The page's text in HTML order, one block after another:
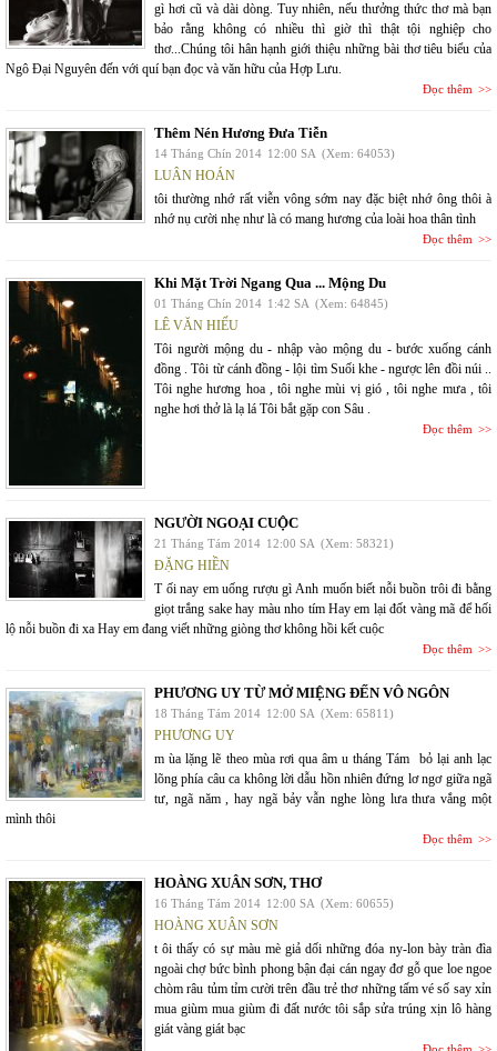
gì hơi cũ và dài dòng. Tuy nhiên, nếu thưởng thức thơ mà bạn
bảo rằng không có nhiều thì giờ thì thật tội nghiệp cho
thơ...Chúng tôi hân hạnh giới thiệu những bài thơ tiêu biểu của
Ngô Đại Nguyên đến với quí bạn đọc và văn hữu của Hợp Lưu.
Đọc thêm
Thêm Nén Hương Đưa Tiễn
14 Tháng Chín 2014 12:00 SA (Xem: 64053)
LUÂN HOÁN
tôi thường nhớ rất viễn vông sớm nay đặc biệt nhớ ông thôi à
nhớ nụ cười nhẹ như là có mang hương của loài hoa thân tình
Đọc thêm
Khi Mặt Trời Ngang Qua ... Mộng Du
01 Tháng Chín 2014 1:42 SA (Xem: 64845)
LÊ VĂN HIẾU
Tôi người mộng du - nhập vào mộng du - bước xuống cánh
đồng . Tôi từ cánh đồng - lội tìm Suối khe - ngược lên đồi núi ..
Tôi nghe hương hoa , tôi nghe mùi vị gió , tôi nghe mưa , tôi
nghe hơi thở là lạ lá Tôi bắt gặp con Sâu .
Đọc thêm
NGƯỜI NGOẠI CUỘC
21 Tháng Tám 2014 12:00 SA (Xem: 58321)
ĐẶNG HIỀN
T ối nay em uống rượu gì Anh muốn biết nỗi buồn trôi đi bằng
giọt trắng sake hay màu nho tím Hay em lại đốt vàng mã để hối
lộ nỗi buồn đi xa Hay em đang viết những giòng thơ không hồi kết cuộc
Đọc thêm
PHƯƠNG UY TỪ MỞ MIỆNG ĐẾN VÔ NGÔN
18 Tháng Tám 2014 12:00 SA (Xem: 65811)
PHƯƠNG UY
m ùa lặng lẽ theo mùa rơi qua âm u tháng Tám bỏ lại anh lạc
lõng phía câu ca không lời dẫu hồn nhiên đứng lơ ngơ giữa ngã
tư, ngã năm , hay ngã bảy vẫn nghe lòng lưa thưa vắng một
mình thôi
Đọc thêm
HOÀNG XUÂN SƠN, THƠ
16 Tháng Tám 2014 12:00 SA (Xem: 60655)
HOÀNG XUÂN SƠN
t ôi thấy có sự màu mè giả dối những đóa ny-lon bày tràn đìa
ngoài chợ bức bình phong bận đại cán ngay đơ gỗ que loe ngoe
chòm râu tủm tỉm cười trên đầu trẻ thơ những tấm vé số say xỉn
mua giùm mua giùm đi đất nước tôi sắp sửa trúng xịn lô hàng
giát vàng giát bạc